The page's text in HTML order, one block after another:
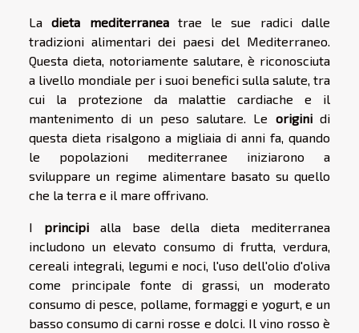
Ladieta mediterraneatrae le sue radici dalle
tradizioni alimentari dei paesi del Mediterraneo.
Questa dieta, notoriamente salutare, è riconosciuta
a livello mondiale per i suoi benefici sulla salute, tra
cui la protezione da malattie cardiache e il
mantenimento di un peso salutare. Le originidi
questa dieta risalgono a migliaia di anni fa, quando
le popolazioni mediterranee iniziarono a
sviluppare un regime alimentare basato su quello
che la terra e il mare offrivano.
I principialla base della dieta mediterranea
includono un elevato consumo di frutta, verdura,
cereali integrali, legumi e noci, l'uso dell'olio d'oliva
come principale fonte di grassi, un moderato
consumo di pesce, pollame, formaggi e yogurt, e un
basso consumo di carni rosse e dolci. Il vino rosso è